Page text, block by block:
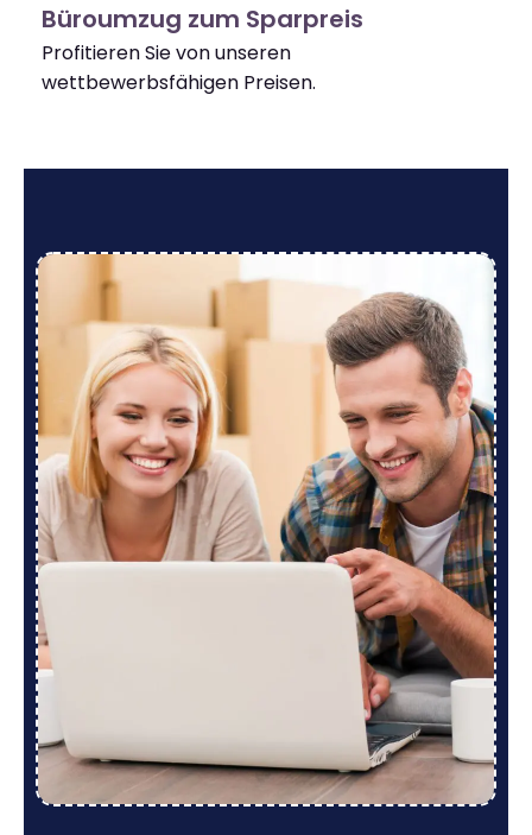
Büroumzug zum Sparpreis
Profitieren Sie von unseren
wettbewerbsfähigen Preisen.